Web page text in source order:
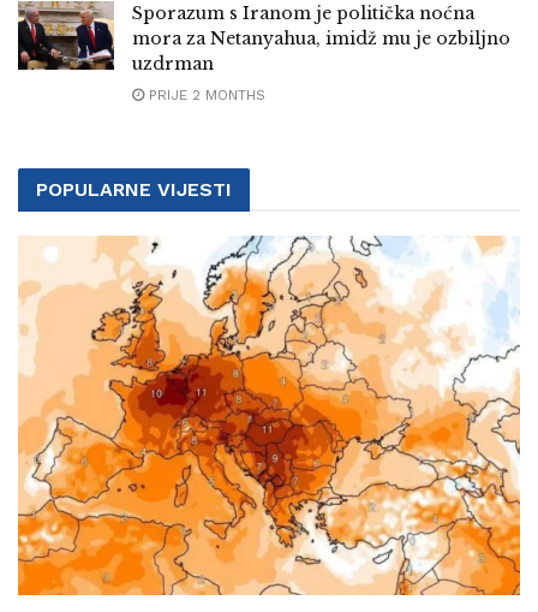
Sporazum s Iranom je politička noćna
mora za Netanyahua, imidž mu je ozbiljno
uzdrman
PRIJE 2 MONTHS
POPULARNE VIJESTI